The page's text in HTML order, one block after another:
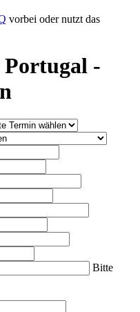
vorbei oder nutzt das
-
Bitte